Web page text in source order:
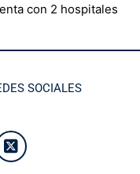
con 2 hospitales
SOCIALES